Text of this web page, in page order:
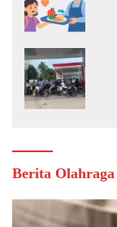
Berita Olahraga